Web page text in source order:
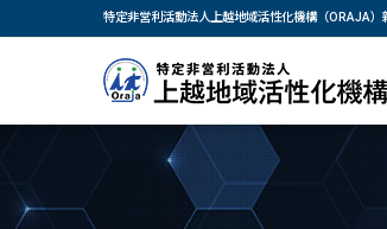
特定非営利活動法人上越地域活性化機構（ORAJA